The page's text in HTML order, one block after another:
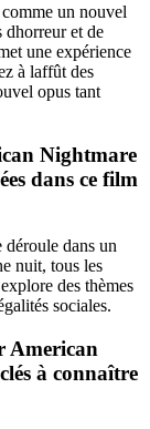
un nouvel
dhorreur et de
une expérience
à laffût des
opus tant
Nightmare
dans ce film
dans un
nuit, tous les
des thèmes
sociales.
American
à connaître